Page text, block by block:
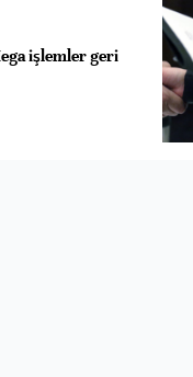
işlemler geri